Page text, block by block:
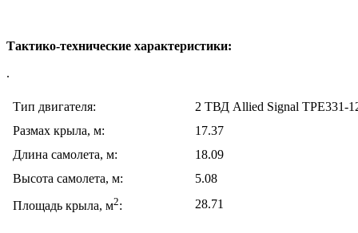
Тактико-технические характеристики:
.
Тип двигателя:
2 ТВД Allied Signal ТРЕ331-
Размах крыла, м:
17.37
Длина самолета, м:
18.09
Высота самолета, м:
5.08
Площадь крыла, м2: 28.71